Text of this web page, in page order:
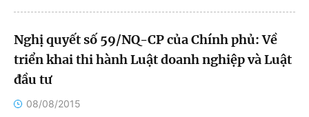
Bắc Giang
Bắc Kạn
Nghị quyết số 59/NQ-CP của Chính phủ: Về
triển khai thi hành Luật doanh nghiệp và Luật
đầu tư
08/08/2015